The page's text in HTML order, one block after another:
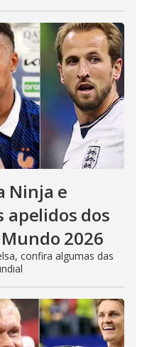
Ninja e
apelidos dos
2026
confira algumas das